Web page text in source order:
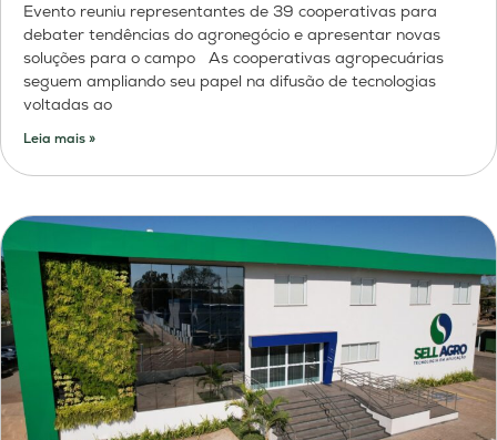
Evento reuniu representantes de 39 cooperativas para
debater tendências do agronegócio e apresentar novas
soluções para o campo As cooperativas agropecuárias
seguem ampliando seu papel na difusão de tecnologias
voltadas ao
Leia mais »